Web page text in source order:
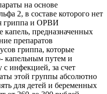
на основе
2, в составе которого нет
гриппа и ОРВИ
предназначенных
препаратов
гриппа, которые
капельным путем и
с инфекцией, за счет
этой группы абсолютно
для детей и беременных